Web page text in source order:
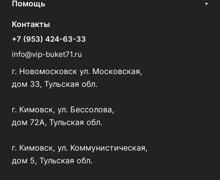
Помощь
Контакты
+7 (953) 424-63-33
info@vip-buket71.ru
г. Новомосковск ул. Московская,
дом 33, Тульская обл.
г. Кимовск, ул. Бессолова,
дом 72А, Тульская обл.
г. Кимовск, ул. Коммунистическая,
дом 5, Тульская обл.